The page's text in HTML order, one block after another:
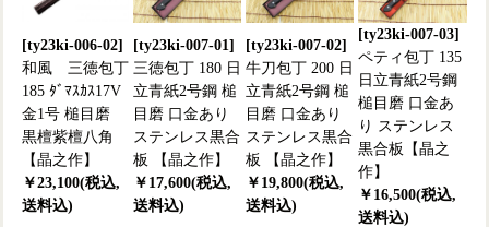
[ty23ki-006-02]
和風 三徳包丁
185 ﾀﾞﾏｽｶｽ17V
金1号 槌目磨
黒檀紫檀八角
【晶之作】
￥23,100(税込,
送料込)
[ty23ki-007-01]
三徳包丁 180 日
立青紙2号鋼 槌
目磨 口金あり
ステンレス黒合
板 【晶之作】
￥17,600(税込,
送料込)
[ty23ki-007-02]
牛刀包丁 200 日
立青紙2号鋼 槌
目磨 口金あり
ステンレス黒合
板 【晶之作】
￥19,800(税込,
送料込)
[ty23ki-007-03]
ペティ包丁 135
日立青紙2号鋼
槌目磨 口金あ
り ステンレス
黒合板【晶之
作】
￥16,500(税込,
送料込)